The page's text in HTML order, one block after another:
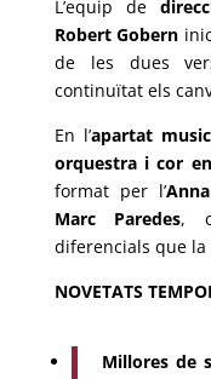
L’equip de
Robert Gobern
de les dues
continuïtat els
En l’apartat
orquestra i cor
format per l’
Marc Paredes,
diferencials que la
NOVETATS
Millores de